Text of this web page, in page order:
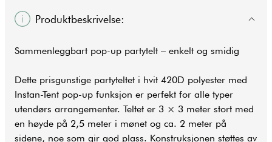
Produktbeskrivelse:
Sammenleggbart pop-up partytelt – enkelt og smidig
Dette prisgunstige partyteltet i hvit 420D polyester med
Instan-Tent pop-up funksjon er perfekt for alle typer
utendørs arrangementer. Teltet er 3 × 3 meter stort med
en høyde på 2,5 meter i mønet og ca. 2 meter på
sidene, noe som gir god plass. Konstruksjonen støttes av